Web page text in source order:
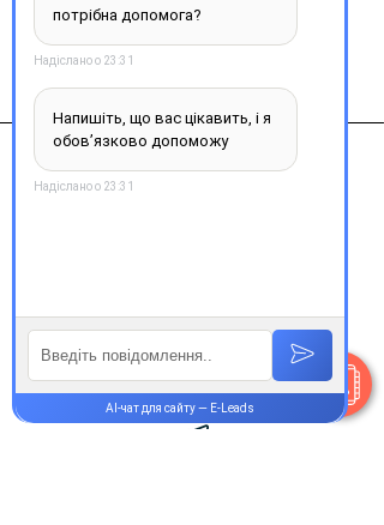
Виробник
Контакти
Пн-Пт:9.00-19.00
Сб-Нд:9.00-16.00